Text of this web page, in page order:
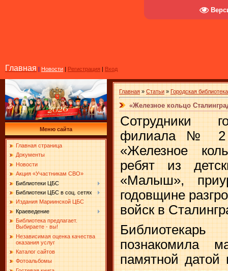
Главная | Новости | Регистрация | Вход
Меню сайта
Главная страница
Документы
Новости
Акция «Участникам СВО»
Библиотеки ЦБС
Библиотеки ЦБС в соц. сетях
Издания Мариинской ЦБС
Краеведение
Библиотека предлагает.
Выбираете - вы!
Независимая оценка качества
оказания услуг
Каталог сайтов
Фотоальбомы
Главная » Статьи » Городская
«Железное кольцо
Сотрудники
филиала № 2
«Железное
ребят из
«Малыш»,
годовщине
войск в
познакомила
памятной датой